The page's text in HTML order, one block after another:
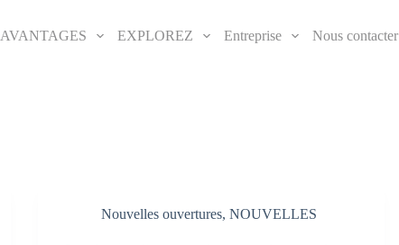
AVANTAGES EXPLOREZ Entreprise Nous contacter
Nouvelles ouvertures,NOUVELLES